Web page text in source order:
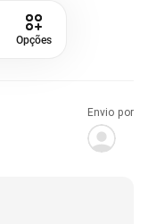
Opções
Envio por